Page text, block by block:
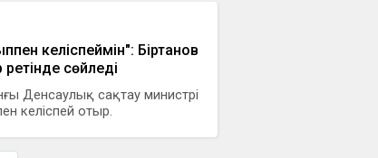
келіспеймін": Біртанов
ретінде сөйледі
Денсаулық сақтау министрі
келіспей отыр.